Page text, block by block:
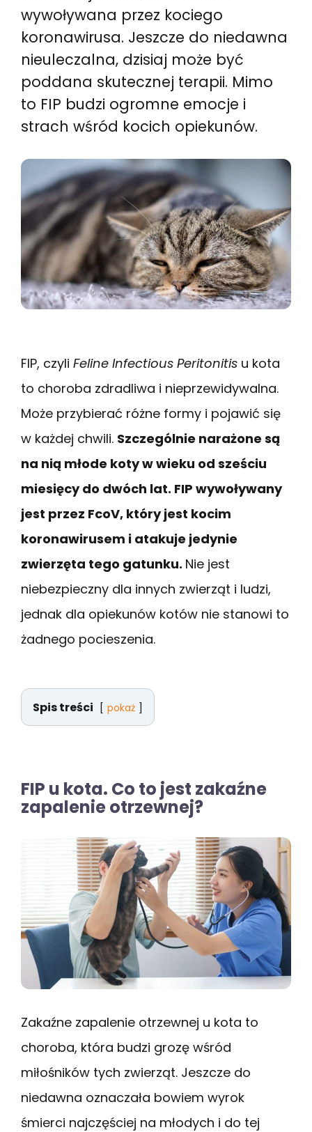
wywoływana przez kociego
koronawirusa. Jeszcze do niedawna
nieuleczalna, dzisiaj może być
poddana skutecznej terapii. Mimo
to FIP budzi ogromne emocje i
strach wśród kocich opiekunów.
FIP, czyli Feline Infectious Peritonitis u kota
to choroba zdradliwa i nieprzewidywalna.
Może przybierać różne formy i pojawić się
w każdej chwili. Szczególnie narażone są
na nią młode koty w wieku od sześciu
miesięcy do dwóch lat. FIP wywoływany
jest przez FcoV, który jest kocim
koronawirusem i atakuje jedynie
zwierzęta tego gatunku. Nie jest
niebezpieczny dla innych zwierząt i ludzi,
jednak dla opiekunów kotów nie stanowi to
żadnego pocieszenia.
Spis treści pokaż
FIP u kota. Co to jest zakaźne
zapalenie otrzewnej?
Zakaźne zapalenie otrzewnej u kota to
choroba, która budzi grozę wśród
miłośników tych zwierząt. Jeszcze do
niedawna oznaczała bowiem wyrok
śmierci najczęściej na młodych i do tej